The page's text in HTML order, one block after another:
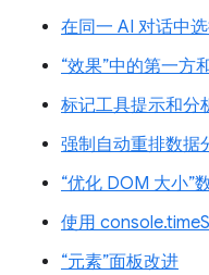
在同一 AI 对话中
“效果”中的第一方
标记工具提示和分
强制自动重排数据
“优化 DOM 大小”
使用
“元素”面板改进